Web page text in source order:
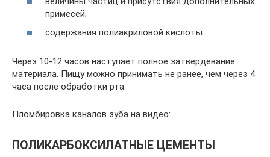
примесей;
содержания полиакриловой кислоты.
Через 10-12 часов наступает полное затвердевание
материала. Пищу можно принимать не ранее, чем через 4
часа после обработки рта.
Пломбировка каналов зуба на видео:
ПОЛИКАРБОКСИЛАТНЫЕ ЦЕМЕНТЫ